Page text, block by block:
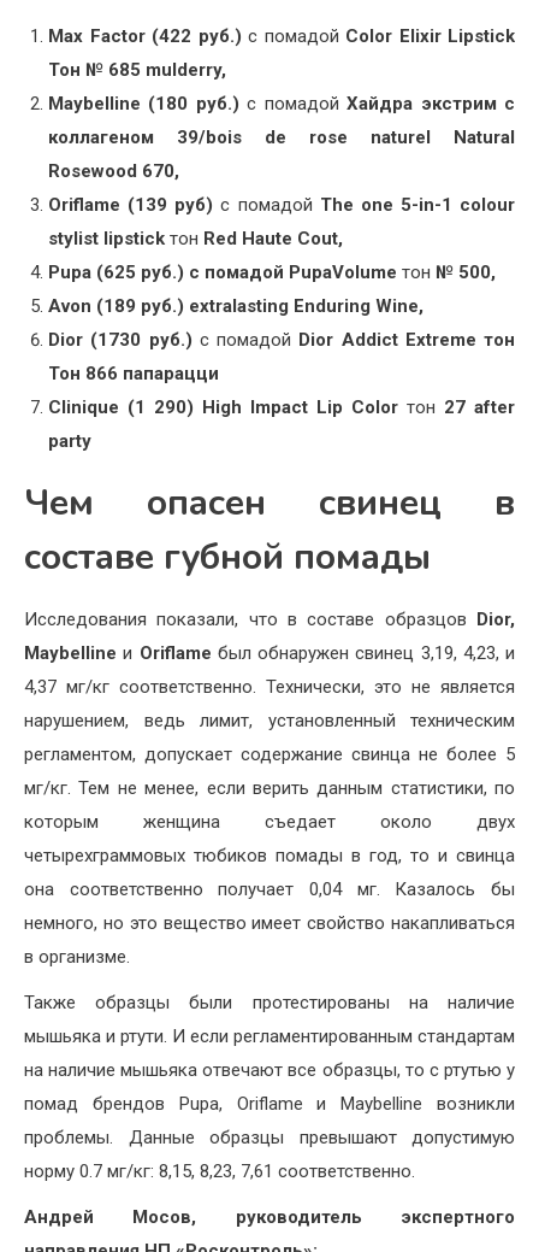
Max Factor (422 руб.) с помадой Color Elixir Lipstick
Тон № 685 mulderry,
Maybelline (180 руб.)с помадой Хайдра экстрим с
коллагеном 39/bois de rose naturel Natural
Rosewood 670,
Oriflame (139 руб) с помадой The one 5-in-1 colour
stylist lipstick тон Red Haute Cout,
Pupa (625 руб.) с помадой PupaVolume тон № 500,
Avon (189 руб.) extralasting Enduring Wine,
Dior (1730 руб.) с помадой Dior Addict Extreme тон
Тон 866 папарацци
Clinique (1 290) High Impact Lip Color тон 27 after
party
Чем опасен свинец в
составе губной помады
Исследования показали, что в составе образцов Dior,
Maybellineи Oriflame был обнаружен свинец 3,19, 4,23, и
4,37 мг/кг соответственно. Технически, это не является
нарушением, ведь лимит, установленный техническим
регламентом, допускает содержание свинца не более 5
мг/кг. Тем не менее, если верить данным статистики, по
которым женщина съедает около двух
четырехграммовых тюбиков помады в год, то и свинца
она соответственно получает 0,04 мг. Казалось бы
немного, но это вещество имеет свойство накапливаться
в организме.
Также образцы были протестированы на наличие
мышьяка и ртути. И если регламентированным стандартам
на наличие мышьяка отвечают все образцы, то с ртутью у
помад брендов Pupa, Oriflame и Maybelline возникли
проблемы. Данные образцы превышают допустимую
норму 0.7 мг/кг: 8,15, 8,23, 7,61 соответственно.
Андрей Мосов, руководитель экспертного